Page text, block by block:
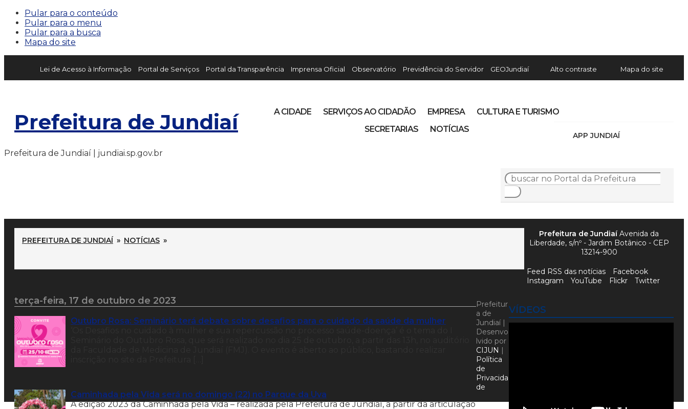
Pular para o conteúdo
Pular para o menu
Pular para a busca
Mapa do site
Lei de Acesso à Informação Portal de Serviços Portal da Transparência Imprensa Oficial Observatório Previdência do Servidor GEOJundiaí Alto contraste Mapa do site
Prefeitura de Jundiaí
APP JUNDIAÍ
A CIDADE SERVIÇOS AO CIDADÃO EMPRESA
CULTURA E TURISMO
SECRETARIAS
NOTÍCIAS
Prefeitura de Jundiaí | jundiai.sp.gov.br
PREFEITURA DE JUNDIAÍ » NOTÍCIAS »
terça-feira, 17 de outubro de 2023
Outubro Rosa: Seminário terá debate sobre desafios para o cuidado da saúde da mulher
Caminhada pela Vida será no domingo (22) no Parque da Uva
A edição 2023 da Caminhada pela Vida – realizada pela Prefeitura de Jundiaí, a partir da articulação
VÍDEOS
Prefeitura de JundiaíAvenida da
Liberdade, s/nº - Jardim Botânico - CEP
13214-900
Feed RSS das notícias
Facebook
Instagram
YouTube Flickr Twitter
Prefeitur
a de
Jundiaí |
Desenvo
lvido por
CIJUN |
Política
de
Privacida
de